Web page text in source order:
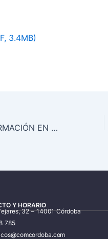
3.4MB)
PROGRAMA DE FORMACIÓN EN COMPETENCIAS DIGITALES
Y HORARIO
32 – 14001 Córdoba
785